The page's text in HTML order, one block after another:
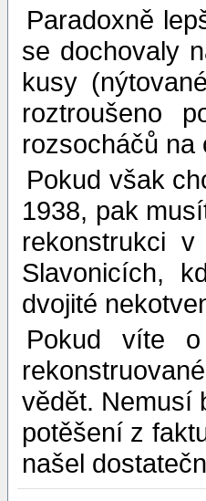
Paradoxně
se dochovaly
kusy
roztroušeno
rozsocháčů na
Pokud však
1938, pak
rekonstrukci
Slavonicích,
dvojité
Pokud víte
vědět. Nemusí
potěšení z
našel